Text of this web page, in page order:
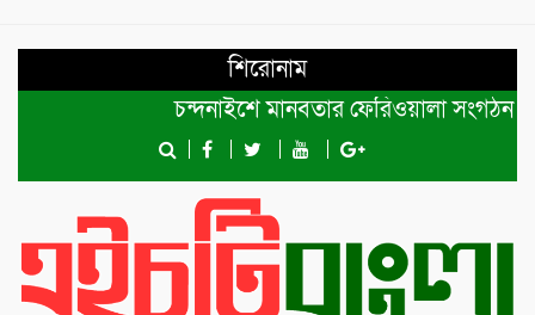
শিরোনাম
চন্দনাইশে মানবতার ফেরিওয়ালা সংগঠন